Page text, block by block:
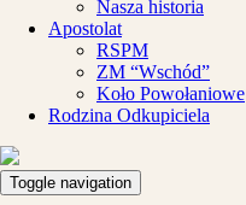
Nasza historia
Apostolat
RSPM
ZM “Wschód”
Koło Powołaniowe
Rodzina Odkupiciela
Toggle navigation